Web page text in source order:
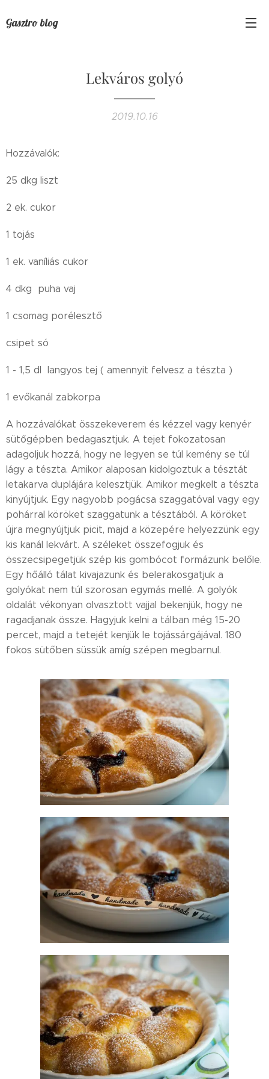
Gasztro blog
Lekváros golyó
2019.10.16
Hozzávalók:
25 dkg liszt
2 ek. cukor
1 tojás
1 ek. vaníliás cukor
4 dkg puha vaj
1 csomag porélesztő
csipet só
1 - 1,5 dl langyos tej ( amennyit felvesz a tészta )
1 evőkanál zabkorpa
A hozzávalókat összekeverem és kézzel vagy kenyér
sütőgépben bedagasztjuk. A tejet fokozatosan
adagoljuk hozzá, hogy ne legyen se túl kemény se túl
lágy a tészta. Amikor alaposan kidolgoztuk a tésztát
letakarva duplájára kelesztjük. Amikor megkelt a tészta
kinyújtjuk. Egy nagyobb pogácsa szaggatóval vagy egy
pohárral köröket szaggatunk a tésztából. A köröket
újra megnyújtjuk picit, majd a közepére helyezzünk egy
kis kanál lekvárt. A széleket összefogjuk és
összecsipegetjük szép kis gombócot formázunk belőle.
Egy hőálló tálat kivajazunk és belerakosgatjuk a
golyókat nem túl szorosan egymás mellé. A golyók
oldalát vékonyan olvasztott vajjal bekenjük, hogy ne
ragadjanak össze. Hagyjuk kelni a tálban még 15-20
percet, majd a tetejét kenjük le tojássárgájával. 180
fokos sütőben süssük amíg szépen megbarnul.